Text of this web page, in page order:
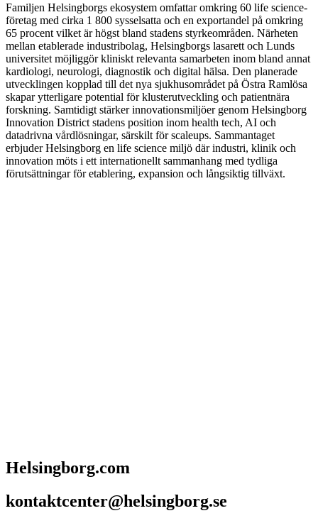
Familjen Helsingborgs ekosystem omfattar omkring 60 life science-
företag med cirka 1 800 sysselsatta och en exportandel på omkring
65 procent vilket är högst bland stadens styrkeområden. Närheten
mellan etablerade industribolag, Helsingborgs lasarett och Lunds
universitet möjliggör kliniskt relevanta samarbeten inom bland annat
kardiologi, neurologi, diagnostik och digital hälsa. Den planerade
utvecklingen kopplad till det nya sjukhusområdet på Östra Ramlösa
skapar ytterligare potential för klusterutveckling och patientnära
forskning. Samtidigt stärker innovationsmiljöer genom Helsingborg
Innovation District stadens position inom health tech, AI och
datadrivna vårdlösningar, särskilt för scaleups. Sammantaget
erbjuder Helsingborg en life science miljö där industri, klinik och
innovation möts i ett internationellt sammanhang med tydliga
förutsättningar för etablering, expansion och långsiktig tillväxt.
Helsingborg.com
kontaktcenter@helsingborg.se